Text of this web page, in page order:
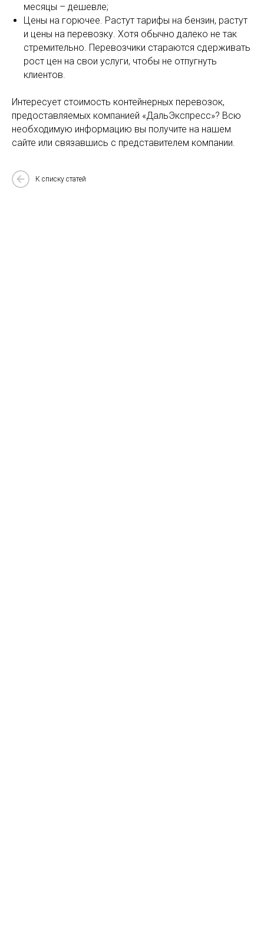
месяцы – дешевле;
Цены на горючее. Растут тарифы на бензин, растут
и цены на перевозку. Хотя обычно далеко не так
стремительно. Перевозчики стараются сдерживать
рост цен на свои услуги, чтобы не отпугнуть
клиентов.
Интересует стоимость контейнерных перевозок,
предоставляемых компанией «ДальЭкспресс»? Всю
необходимую информацию вы получите на нашем
сайте или связавшись с представителем компании.
К списку статей